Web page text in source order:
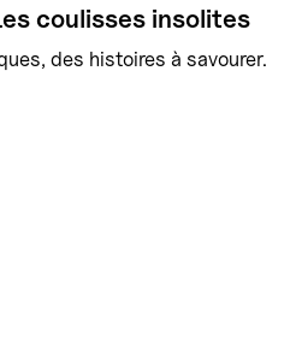
coulisses insolites
des histoires à savourer.